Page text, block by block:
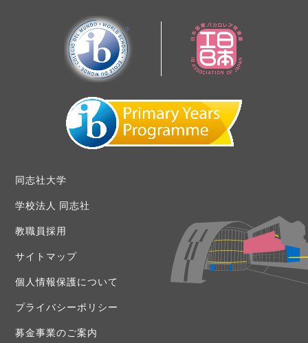
同志社大学
学校法人 同志社
教職員採用
サイトマップ
個人情報保護について
プライバシーポリシー
募金事業のご案内